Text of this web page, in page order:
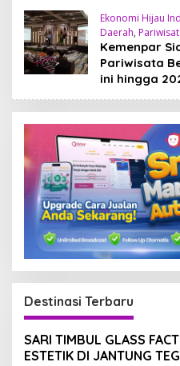
Ekonomi Hijau
Daerah,
Kemenpar
Pariwisata
ini hingga
Destinasi Terbaru
SARI TIMBUL GLASS
ESTETIK DI JANTUNG